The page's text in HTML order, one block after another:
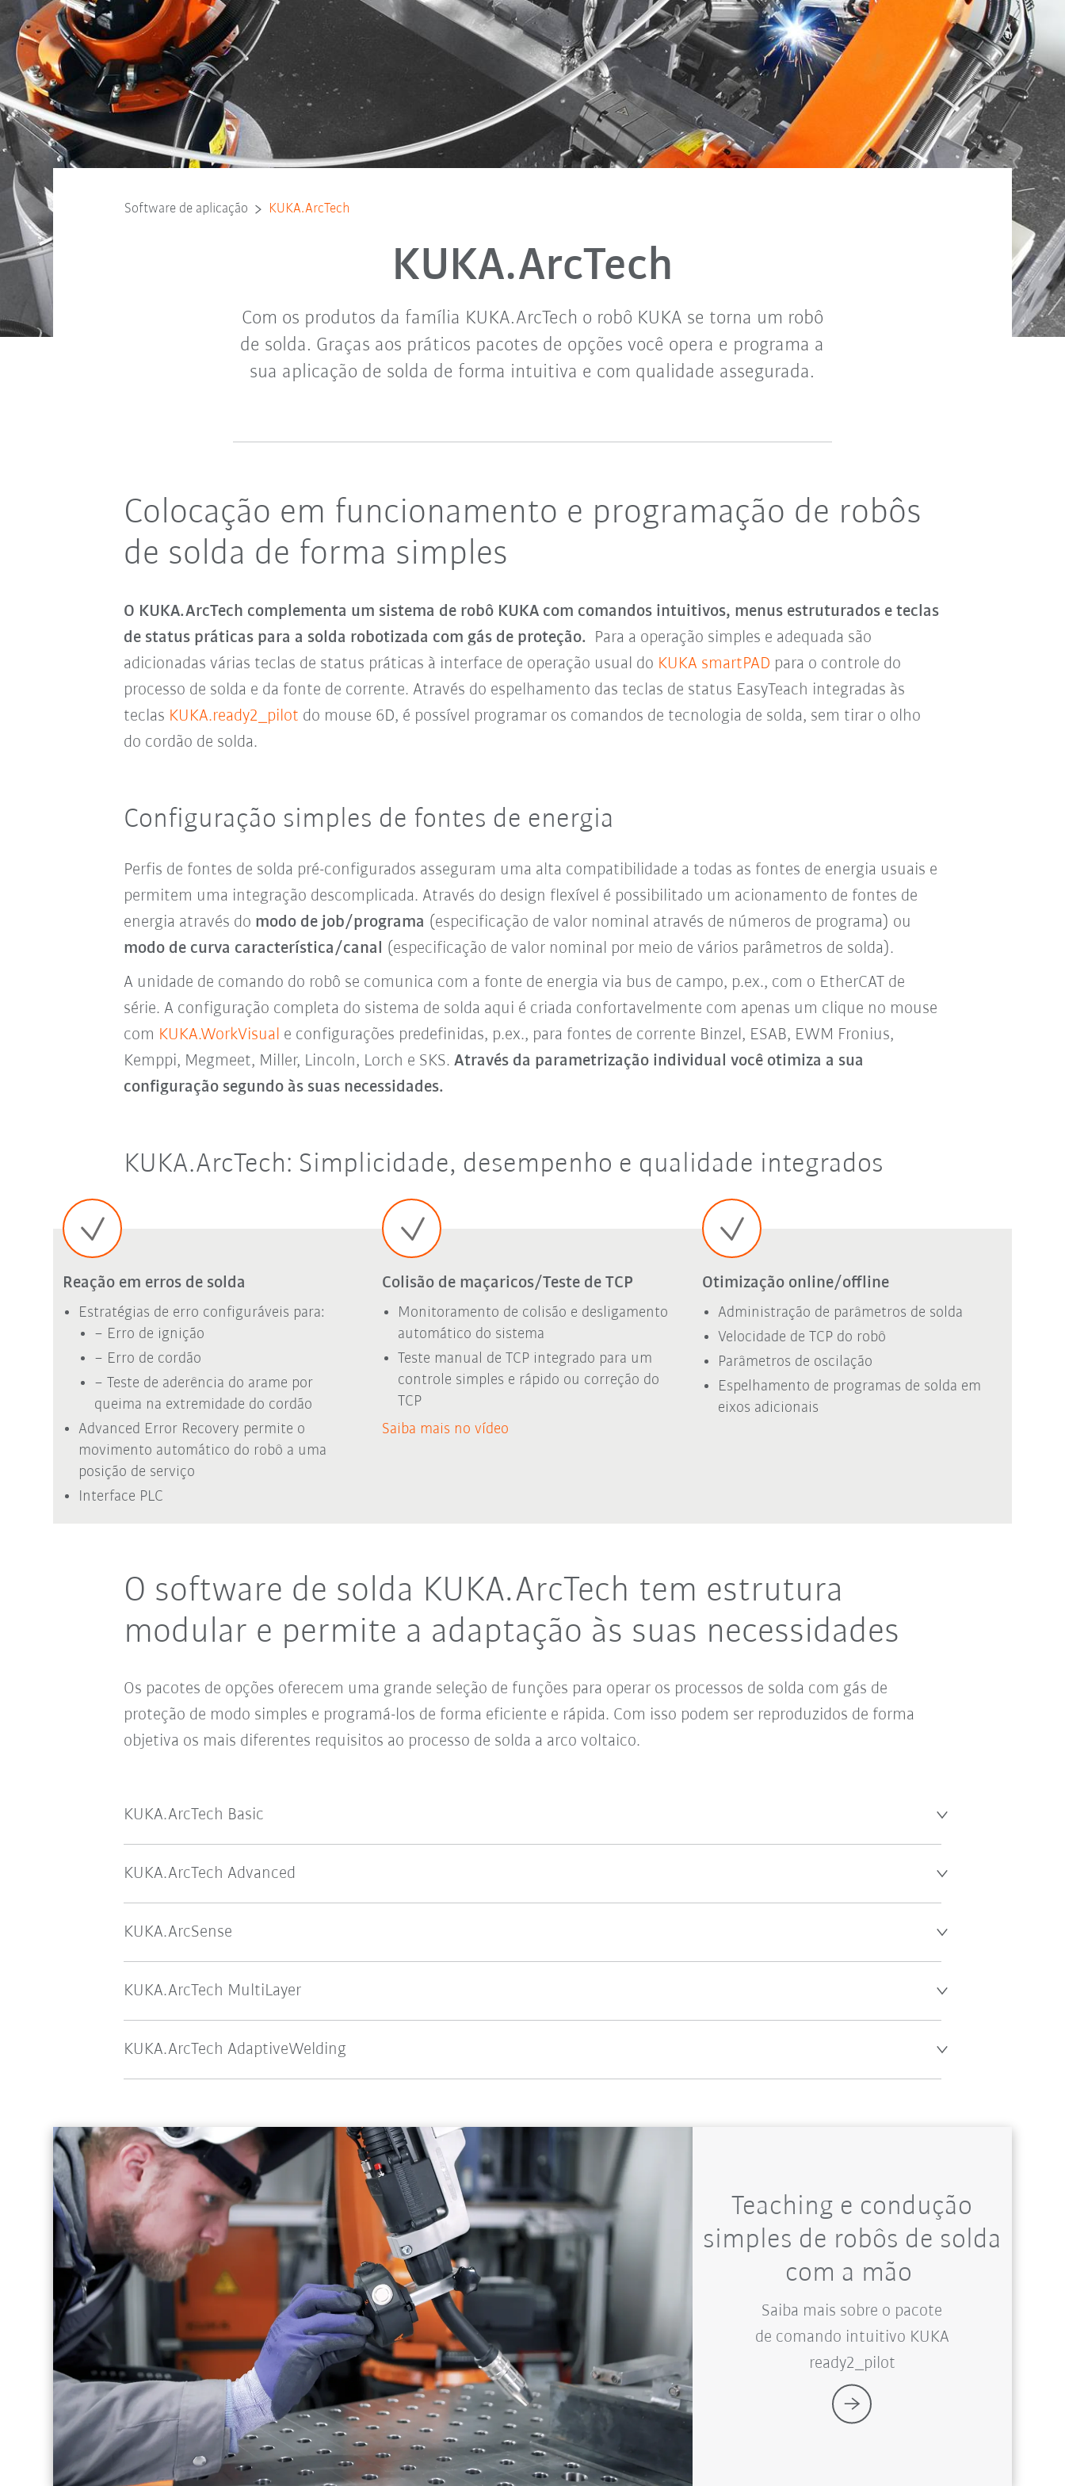
Software de aplicação KUKA.ArcTech
KUKA.ArcTech
Com os produtos da família KUKA.ArcTech o robô KUKA se torna um robô
de solda. Graças aos práticos pacotes de opções você opera e programa a
sua aplicação de solda de forma intuitiva e com qualidade assegurada.
Colocação em funcionamento e programação de robôs
de solda de forma simples
O KUKA.ArcTech complementa um sistema de robô KUKA com comandos intuitivos, menus estruturados e teclas
de status práticas para a solda robotizada com gás de proteção. Para a operação simples e adequada são
adicionadas várias teclas de status práticas à interface de operação usual do KUKA smartPAD para o controle do
processo de solda e da fonte de corrente. Através do espelhamento das teclas de status EasyTeach integradas às
teclas KUKA.ready2_pilot do mouse 6D, é possível programar os comandos de tecnologia de solda, sem tirar o olho
do cordão de solda.
Configuração simples de fontes de energia
Perfis de fontes de solda pré-configurados asseguram uma alta compatibilidade a todas as fontes de energia usuais e
permitem uma integração descomplicada. Através do design flexível é possibilitado um acionamento de fontes de
energia através do modo de job/programa (especificação de valor nominal através de números de programa) ou
modo de curva característica/canal (especificação de valor nominal por meio de vários parâmetros de solda).
A unidade de comando do robô se comunica com a fonte de energia via bus de campo, p.ex., com o EtherCAT de
série. A configuração completa do sistema de solda aqui é criada confortavelmente com apenas um clique no mouse
com KUKA.WorkVisual e configurações predefinidas, p.ex., para fontes de corrente Binzel, ESAB, EWM Fronius,
Kemppi, Megmeet, Miller, Lincoln, Lorch e SKS. Através da parametrização individual você otimiza a sua
configuração segundo às suas necessidades.
KUKA.ArcTech: Simplicidade, desempenho e qualidade integrados
Reação em erros de solda
Estratégias de erro configuráveis para:
− Erro de ignição
− Erro de cordão
− Teste de aderência do arame por
queima na extremidade do cordão
Advanced Error Recovery permite o
movimento automático do robô a uma
posição de serviço
Interface PLC
Colisão de maçaricos/Teste de TCP
Monitoramento de colisão e desligamento
automático do sistema
Teste manual de TCP integrado para um
controle simples e rápido ou correção do
TCP
Saiba mais no vídeo
Otimização online/offline
Administração de parâmetros de solda
Velocidade de TCP do robô
Parâmetros de oscilação
Espelhamento de programas de solda em
eixos adicionais
O software de solda KUKA.ArcTech tem estrutura
modular e permite a adaptação às suas necessidades
Os pacotes de opções oferecem uma grande seleção de funções para operar os processos de solda com gás de
proteção de modo simples e programá-los de forma eficiente e rápida. Com isso podem ser reproduzidos de forma
objetiva os mais diferentes requisitos ao processo de solda a arco voltaico.
KUKA.ArcTech Basic
KUKA.ArcTech Advanced
KUKA.ArcSense
KUKA.ArcTech MultiLayer
KUKA.ArcTech AdaptiveWelding
Teaching e condução
simples de robôs de solda
com a mão
Saiba mais sobre o pacote
de comando intuitivo KUKA
ready2_pilot